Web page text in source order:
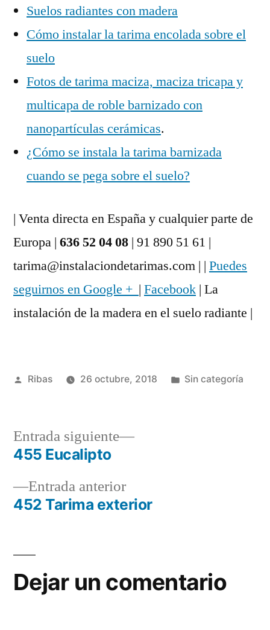
Suelos radiantes con madera
Cómo instalar la tarima encolada sobre el
suelo
Fotos de tarima maciza, maciza tricapa y
multicapa de roble barnizado con
nanopartículas cerámicas.
¿Cómo se instala la tarima barnizada
cuando se pega sobre el suelo?
| Venta directa en España y cualquier parte de
Europa | 636 52 04 08 | 91 890 51 61 |
tarima@instalaciondetarimas.com | | Puedes
seguirnos en Google + | Facebook | La
instalación de la madera en el suelo radiante |
Publicado
Ribas 26 octubre, 2018
Publicado
Sin categoría
Navegación
deEntrada anteriorEntrada
anterior:
452 Tarima exterior
Entrada siguiente
Entrada
455 Eucalipto
Dejar un comentario